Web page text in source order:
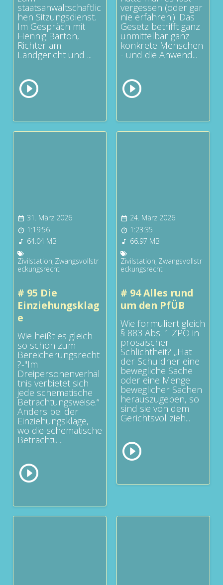
staatsanwaltschaftlic
hen Sitzungsdienst.
Im Gespräch mit
Hennig Barton,
Richter am
Landgericht und ...
vergessen (oder gar
nie erfahren!): Das
Gesetz betrifft ganz
unmittelbar ganz
konkrete Menschen
- und die Anwend...
31. März 2026
1:19:56
64.04 MB
Zivilstation, Zwangsvollstr
eckungsrecht
# 95 Die
Einziehungsklag
e
Wie heißt es gleich
so schön zum
Bereicherungsrecht
?-"Im
Dreipersonenverhäl
tnis verbietet sich
jede schematische
Betrachtungsweise.“
Anders bei der
Einziehungsklage,
wo die schematische
Betrachtu...
24. März 2026
1:23:35
66.97 MB
Zivilstation, Zwangsvollstr
eckungsrecht
# 94 Alles rund
um den PfÜB
Wie formuliert gleich
§ 883 Abs. 1 ZPO in
prosaischer
Schlichtheit? „Hat
der Schuldner eine
bewegliche Sache
oder eine Menge
beweglicher Sachen
herauszugeben, so
sind sie von dem
Gerichtsvollzieh...